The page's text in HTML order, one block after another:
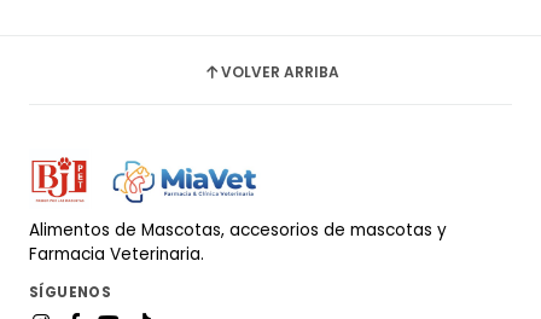
VOLVER ARRIBA
Alimentos de Mascotas, accesorios de mascotas y
Farmacia Veterinaria.
SÍGUENOS